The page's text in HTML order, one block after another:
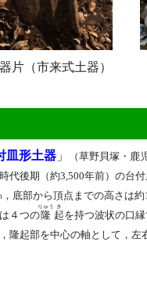
片（市来式土器）
皿形土器 」
（草野貝塚・鹿
後期（約3,500年前）の台付
底部から頂点までの高さは約
４つの隆
りゅう
起
き
を持つ波状の口
起部を中心の軸として，左